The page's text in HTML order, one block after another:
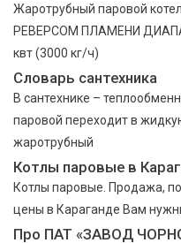
Жаротрубный паровой
РЕВЕРСОМ ПЛАМЕНИ
квт (3000 кг/ч)
Словарь сантехника
В сантехнике –
паровой переходит в
жаротрубный
Котлы паровые в
Котлы паровые. Продажа,
цены в Караганде Вам
Про ПАТ «ЗАВОД